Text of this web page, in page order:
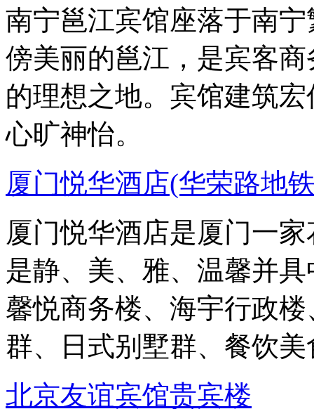
南宁邕江宾馆座落于南
傍美丽的邕江，是宾客
的理想之地。宾馆建筑
心旷神怡。
厦门悦华酒店(华荣路地
厦门悦华酒店是厦门一
是静、美、雅、温馨并
馨悦商务楼、海宇行政
群、日式别墅群、餐饮
北京友谊宾馆贵宾楼